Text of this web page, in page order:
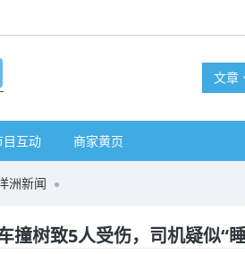
文章
目互动 商家黄页
洲新闻
撞树致5人受伤，司机疑似“